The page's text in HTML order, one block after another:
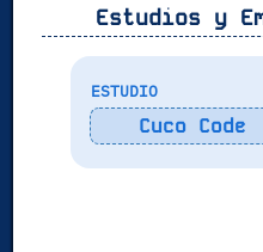
Estudios y
ESTUDIO
Cuco Code